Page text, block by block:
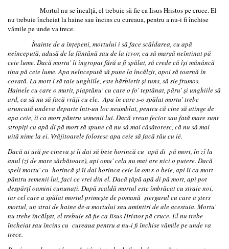
Mortul nu se încalţă, el trebuie să fie ca Iisus Hristos pe cruce. El
nu trebuie încheiat la haine sau încins cu cureaua, pentru a nu-i fi închise
vămile pe unde va trece.
Înainte de a înţepeni, mortului i să face scăldarea, cu apă
neîncepută, adusă de la fântână sau de la izvor, ca să margă neîntinat pă
ceie lume. Dacă mortu' îi îngropat fără a fi spălat, să crede că îşi mănâncă
tina pă ceie lume. Apa neîncepută să pune la încălzit, apoi să toarnă în
covată. La mort i să taie unghiile, este bărbierit şi tuns, să sie frumos.
Hainele cu care o murit, piaptănu' cu care o fo' teptănat, păru' şi unghiile să
ard, ca să nu să facă vrăji cu ele. Apa în care s-o spălat mortu' trebe
aruncată undeva departe într-un loc neumblat, pentru că cine să atinge de
apa ceie, îi ca mort păntru semenii lui. Dacă vreun fecior sau fată mare sunt
stropiţi cu apă di pă mort să spune că nu să mai căsătoresc, că nu să mai
uită nime la ei. Vrăjitoarele folosesc apa ceie să facă rău cu ié.
Dacă ai ură pe cineva şi îi dai să beie horincă cu apă di pă mort, în zî la
anul (zi de mare sărbătoare), api omu' cela nu mai are nici o putere. Dacă
speli mortu' cu horincă şi îi dai horinca ceie la om s-o beie, api îi ca mort
păntru semenii lui, faci ce vrei din el. Dacă ţâpă apă di pă mort, api pot
despărţî oamini cununaţi. După scaldă mortul este îmbrăcat cu straie noi,
iar cel care a spălat mortul primeşte de pomană ştergarul cu care a şters
mortul, un strai de haine de-a mortului sau amintiri de ale acestuia. Mortu'
nu trebe încălţat, el trebuie să fie ca Iisus Hristos pă cruce. El nu trebe
încheiat sau încins cu cureaua pentru a nu-i fi închise vămile pe unde va
trece.